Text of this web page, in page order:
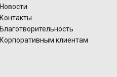
Новости
Контакты
Благотворительность
Корпоративным клиентам